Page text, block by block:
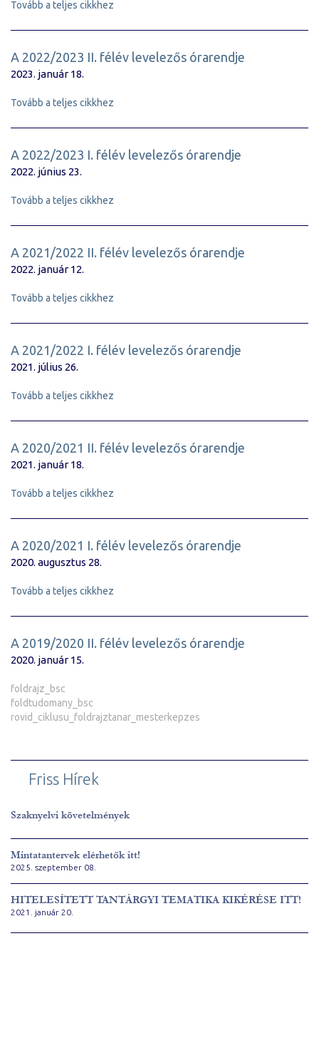
Tovább a teljes cikkhez
A 2022/2023 II. félév levelezős órarendje
2023. január 18.
Tovább a teljes cikkhez
A 2022/2023 I. félév levelezős órarendje
2022. június 23.
Tovább a teljes cikkhez
A 2021/2022 II. félév levelezős órarendje
2022. január 12.
Tovább a teljes cikkhez
A 2021/2022 I. félév levelezős órarendje
2021. július 26.
Tovább a teljes cikkhez
A 2020/2021 II. félév levelezős órarendje
2021. január 18.
Tovább a teljes cikkhez
A 2020/2021 I. félév levelezős órarendje
2020. augusztus 28.
Tovább a teljes cikkhez
A 2019/2020 II. félév levelezős órarendje
2020. január 15.
foldrajz_bsc
foldtudomany_bsc
rovid_ciklusu_foldrajztanar_mesterkepzes
Friss Hírek
Szaknyelvi követelmények
Mintatantervek elérhetők itt!
2025. szeptember 08.
HITELESÍTETT TANTÁRGYI TEMATIKA KIKÉRÉSE ITT!
2021. január 20.